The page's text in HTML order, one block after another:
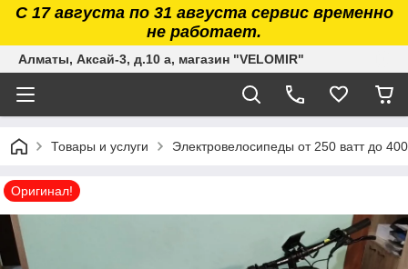
С 17 августа по 31 августа сервис временно
не работает.
Алматы, Аксай-3, д.10 а, магазин "VELOMIR"
Товары и услуги Электровелосипеды от 250 ватт до
Оригинал!